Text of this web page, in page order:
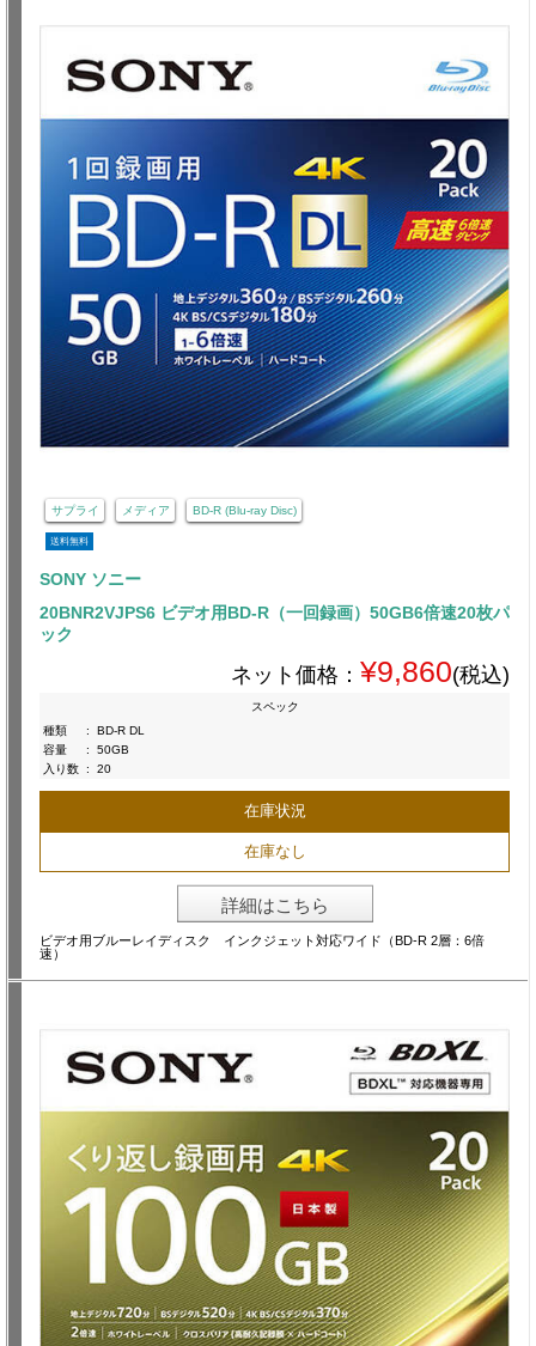
サプライ メディア BD-R (Blu-ray Disc)
送料無料
SONY ソニー
20BNR2VJPS6 ビデオ用BD-R（一回録画）50GB6倍速20枚パ
ック
ネット価格： ¥9,860(税込)
スペック
種類
:
BD-R DL
容量
:
50GB
入り数 : 20
在庫状況
在庫なし
詳細はこちら
ビデオ用ブルーレイディスク インクジェット対応ワイド（BD-R 2層：6倍
速）